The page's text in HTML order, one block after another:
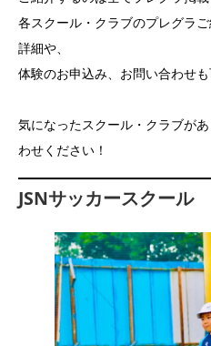
各スクール・クラブのプレグラ
詳細や、
体験のお申込み、お問い合わせも
気になったスクール・クラブが
わせください！
JSNサッカースクール